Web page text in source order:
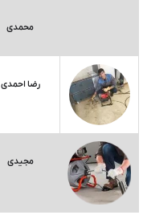
محمدی
رضا احمدی
مجیدی